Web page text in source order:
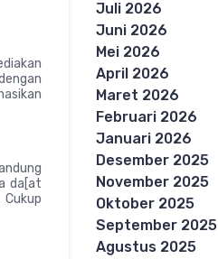
da[at
Juli 2026
Juni 2026
Mei 2026
April 2026
Maret 2026
Februari 2026
Januari 2026
Desember 2025
November 2025
Oktober 2025
September 2025
Agustus 2025